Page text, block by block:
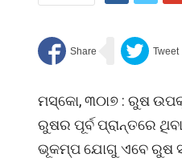
ମସ୍କୋ, ୩୦ା୭ : ରୁଷ
ରୁଷର ପୂର୍ବ ପ୍ରାନ୍ତରେ
ଭୂକମ୍ପ ଯୋଗୁ ଏବେ ରୁଷ